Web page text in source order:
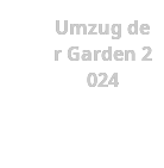
Umzug de
r Garden 2
024